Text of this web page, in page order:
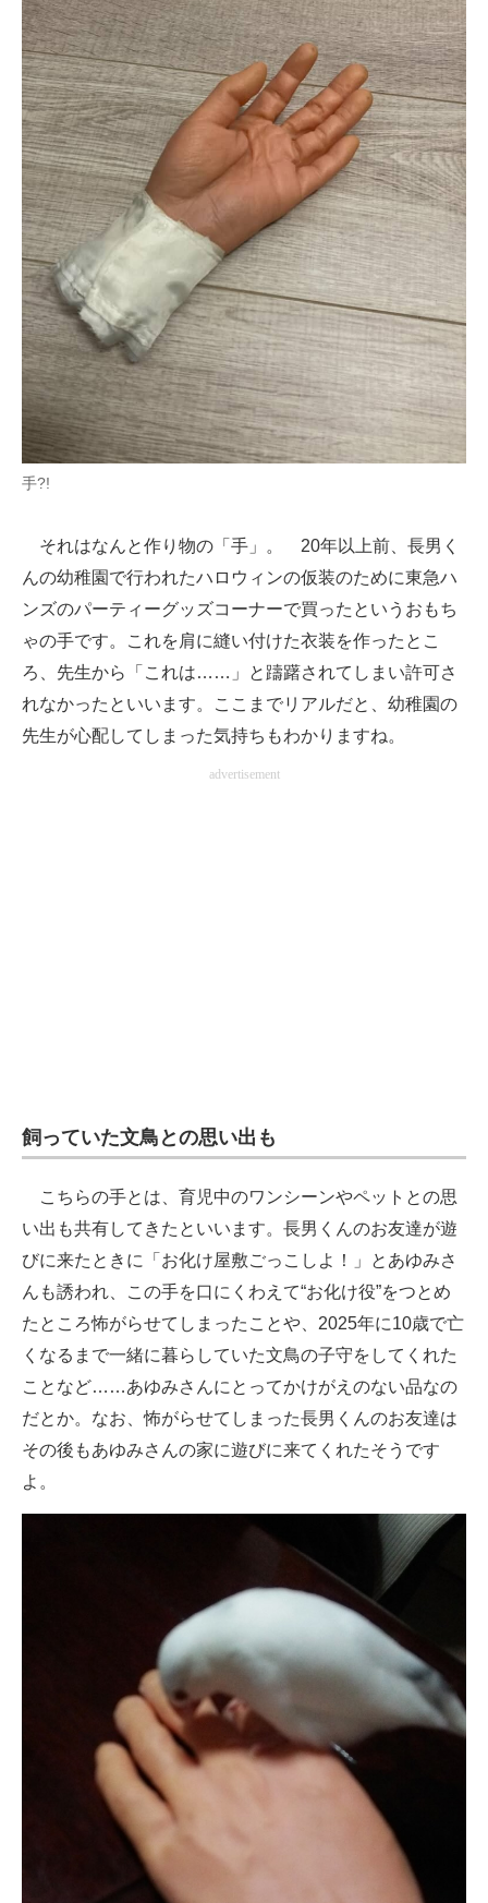
手?!
それはなんと作り物の「手」。 20年以上前、長男く
んの幼稚園で行われたハロウィンの仮装のために東急ハ
ンズのパーティーグッズコーナーで買ったというおもち
ゃの手です。これを肩に縫い付けた衣装を作ったとこ
ろ、先生から「これは……」と躊躇されてしまい許可さ
れなかったといいます。ここまでリアルだと、幼稚園の
先生が心配してしまった気持ちもわかりますね。
advertisement
飼っていた文鳥との思い出も
こちらの手とは、育児中のワンシーンやペットとの思
い出も共有してきたといいます。長男くんのお友達が遊
びに来たときに「お化け屋敷ごっこしよ！」とあゆみさ
んも誘われ、この手を口にくわえて“お化け役”をつとめ
たところ怖がらせてしまったことや、2025年に10歳で亡
くなるまで一緒に暮らしていた文鳥の子守をしてくれた
ことなど……あゆみさんにとってかけがえのない品なの
だとか。なお、怖がらせてしまった長男くんのお友達は
その後もあゆみさんの家に遊びに来てくれたそうです
よ。